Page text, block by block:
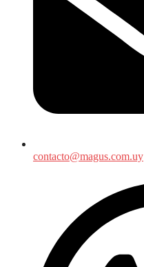
contacto@magus.com.uy